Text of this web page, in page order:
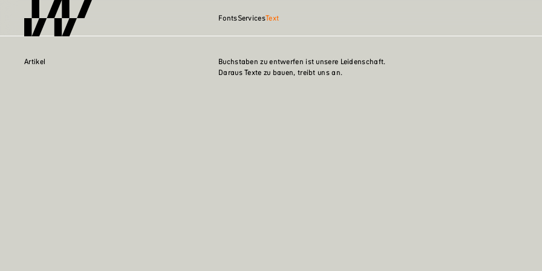
FontsServicesText
Artikel
Buchstaben zu entwerfen ist unsere Leidenschaft.
Daraus Texte zu bauen, treibt uns an.